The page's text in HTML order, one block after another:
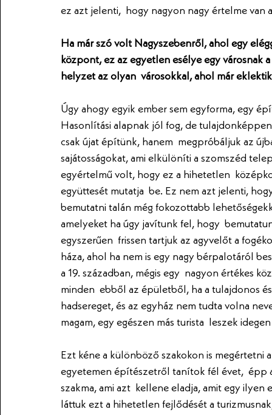
ez azt jelenti,  hogy nagyon nagy értelme van
Ha már szó volt Nagyszebenről, ahol egy
központ, ez az egyetlen esélye egy városnak
helyzet az olyan  városokkal, ahol már
Úgy ahogy egyik ember sem egyforma, egy
Hasonlítási alapnak jól fog, de
csak újat építünk, hanem  megpróbáljuk az
sajátosságokat, ami elkülöníti a szomszéd
egyértelmű volt, hogy ez a hihetetlen
együttesét mutatja  be. Ez nem azt jelenti,
bemutatni talán még fokozottabb
amelyeket ha úgy javítunk fel, hogy
egyszerűen  frissen tartjuk az agyvelőt a
háza, ahol ha nem is egy nagy bérpalotáról
a 19. században, mégis egy  nagyon értékes
minden  ebből az épületből, ha a tulajdonos
hadsereget, és az egyház nem tudta volna
magam, egy egészen más turista  leszek
Ezt kéne a különböző szakokon is
egyetemen építészetről tanítok fél évet,  épp
szakma, ami azt  kellene eladja, amit egy
láttuk ezt a hihetetlen fejlődését a